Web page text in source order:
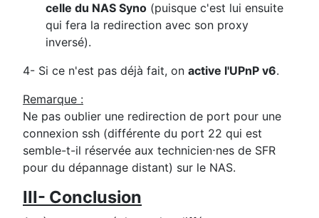
celle du NAS Syno (puisque c'est lui ensuite
qui fera la redirection avec son proxy
inversé).
4- Si ce n'est pas déjà fait, on active l'UPnP v6.
Remarque :
Ne pas oublier une redirection de port pour une
connexion ssh (différente du port 22 qui est
semble-t-il réservée aux technicien⋅nes de SFR
pour du dépannage distant) sur le NAS.
III- Conclusion